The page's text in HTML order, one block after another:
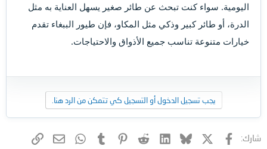
اليومية. سواء كنت تبحث عن طائر صغير يسهل العناية به مثل
الدرة، أو طائر كبير وذكي مثل المكاو، فإن طيور الببغاء تقدم
خيارات متنوعة تناسب جميع الأذواق والاحتياجات.
يجب تسجيل الدخول أو التسجيل كي تتمكن من الرد هنا.
شارك: فيسبوك X (Twitter)
Bluesky
LinkedIn
Reddit
Pinterest
Tumblr
WhatsApp
البريد